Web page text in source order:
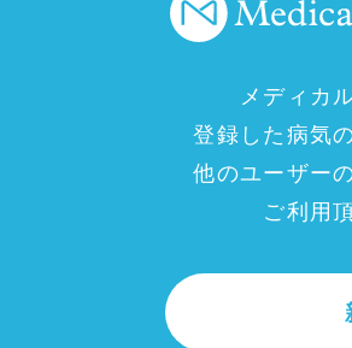
メディカ
登録した病気
他のユーザー
ご利用